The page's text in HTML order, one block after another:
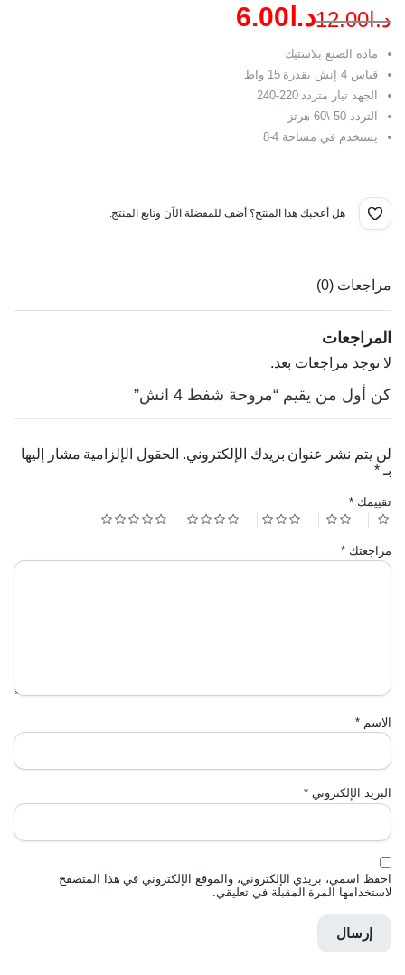
د.ا12.00
السعر
الأصلي
هو:
د.ا12.00.
د.ا 6.00
السعر
الحالي
هو:
د.ا6.00.
مادة الصنع بلاستيك
قياس 4 إنش بقدرة 15 واط
الجهد تيار متردد 220-240
التردد 50 \60 هرتز
يستخدم في مساحة 4-8
هل أعجبك هذا المنتج؟ أضف للمفضلة الآن وتابع المنتج.
مراجعات (0)
المراجعات
لا توجد مراجعات بعد.
كن أول من يقيم “مروحة شفط 4 انش”
لن يتم نشر عنوان بريدك الإلكتروني. الحقول الإلزامية مشار إليها
بـ *
تقييمك *
مراجعتك *
الاسم *
البريد الإلكتروني*
احفظ اسمي، بريدي الإلكتروني، والموقع الإلكتروني في هذا المتصفح
لاستخدامها المرة المقبلة في تعليقي.